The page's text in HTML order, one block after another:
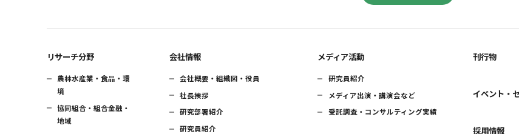
リサーチ分野
農林水産業・食品・環
境
協同組合・組合金融・
地域
会社情報
会社概要・組織図・役員
社長挨拶
研究部署紹介
研究員紹介
メディア活動
研究員紹介
メディア出演・講演会など
受託調査・コンサルティング実績
刊行物
イベント・
採用情報